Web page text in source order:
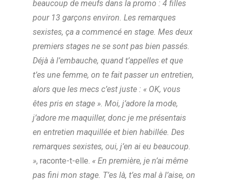
beaucoup de meufs dans la promo : 4 filles
pour 13 garçons environ. Les remarques
sexistes, ça a commencé en stage. Mes deux
premiers stages ne se sont pas bien passés.
Déjà à l’embauche, quand t’appelles et que
t’es une femme, on te fait passer un entretien,
alors que les mecs c’est juste : « OK, vous
êtes pris en stage ». Moi, j’adore la mode,
j’adore me maquiller, donc je me présentais
en entretien maquillée et bien habillée. Des
remarques sexistes, oui, j’en ai eu beaucoup.
», raconte-t-elle. « En première, je n’ai même
pas fini mon stage. T’es là, t’es mal à l’aise, on